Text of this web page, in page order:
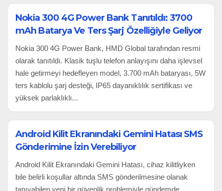
Nokia 300 4G Power Bank Tanıtıldı: 3700
mAh Batarya Ve Ters Şarj Özelliğiyle Geliyor
Nokia 300 4G Power Bank, HMD Global tarafından resmi
olarak tanıtıldı. Klasik tuşlu telefon anlayışını daha işlevsel
hale getirmeyi hedefleyen model, 3.700 mAh bataryası, 5W
ters kablolu şarj desteği, IP65 dayanıklılık sertifikası ve
yüksek parlaklıklı...
Android Kilit Ekranındaki Gemini Hatası SMS
Gönderimine İzin Verebiliyor
Android Kilit Ekranındaki Gemini Hatası, cihaz kilitliyken
bile belirli koşullar altında SMS gönderilmesine olanak
tanıyabilen yeni bir güvenlik problemiyle gündemde.